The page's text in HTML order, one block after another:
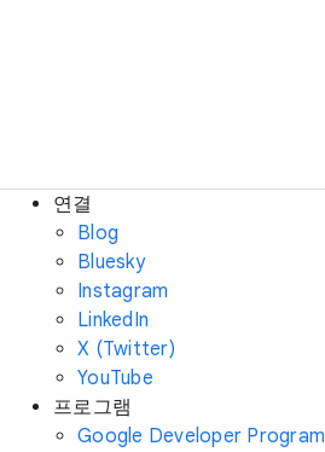
연결
Blog
Bluesky
Instagram
LinkedIn
X (Twitter)
YouTube
프로그램
Google Developer Program